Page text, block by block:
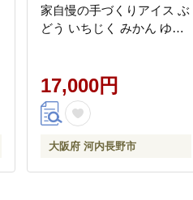
家自慢の手づくりアイス ぶ
どう いちじく みかん ゆず
くだもの シャインマスカッ
ト 大阪 河内長野 田中ぶど
う園
17,000円
大阪府 河内長野市